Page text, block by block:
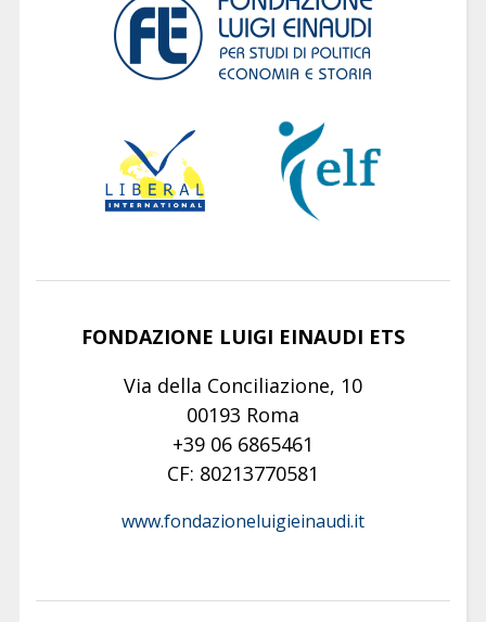
FONDAZIONE LUIGI EINAUDI ETS
Via della Conciliazione, 10
00193 Roma
+39 06 6865461
CF: 80213770581
www.fondazioneluigieinaudi.it